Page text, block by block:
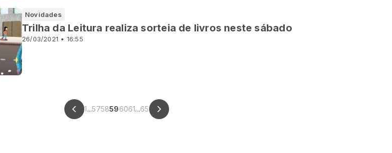
Novidades
26/03/2021 • 16:55
Trilha da Leitura realiza sorteia de livros neste sábado
1...5758596061...65